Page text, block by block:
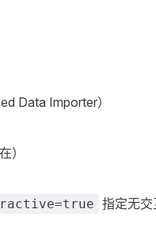
Data Importer）
）
指定无